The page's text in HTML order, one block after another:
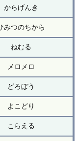
からげんき
みつのちから
ねむる
メロメロ
どろぼう
よこどり
こらえる